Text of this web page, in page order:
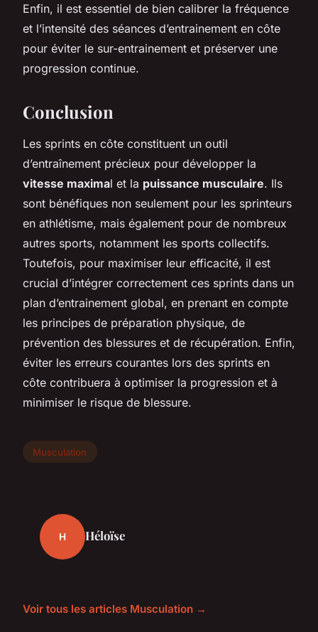
Enfin, il est essentiel de bien calibrer la fréquence
et l’intensité des séances d’entrainement en côte
pour éviter le sur-entrainement et préserver une
progression continue.
Conclusion
Les sprints en côte constituent un outil
d’entraînement précieux pour développer la
vitesse maximal et la puissance musculaire. Ils
sont bénéfiques non seulement pour les sprinteurs
en athlétisme, mais également pour de nombreux
autres sports, notamment les sports collectifs.
Toutefois, pour maximiser leur efficacité, il est
crucial d’intégrer correctement ces sprints dans un
plan d’entrainement global, en prenant en compte
les principes de préparation physique, de
prévention des blessures et de récupération. Enfin,
éviter les erreurs courantes lors des sprints en
côte contribuera à optimiser la progression et à
minimiser le risque de blessure.
Musculation
H Héloïse
Voir tous les articles Musculation →